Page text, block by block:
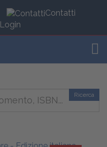
Contatti
Login
Ricerca